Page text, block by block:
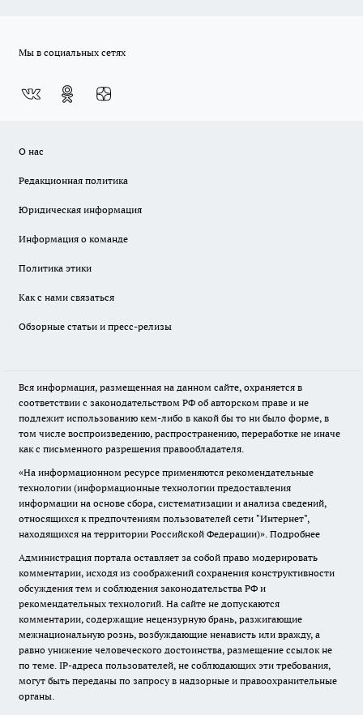
Мы в социальных сетях
О нас
Редакционная политика
Юридическая информация
Информация о команде
Политика этики
Как с нами связаться
Обзорные статьи и пресс-релизы
Вся информация, размещенная на данном сайте, охраняется в
соответствии с законодательством РФ об авторском праве и не
подлежит использованию кем-либо в какой бы то ни было форме, в
том числе воспроизведению, распространению, переработке не иначе
как с письменного разрешения правообладателя.
«На информационном ресурсе применяются рекомендательные
технологии (информационные технологии предоставления
информации на основе сбора, систематизации и анализа сведений,
относящихся к предпочтениям пользователей сети "Интернет",
находящихся на территории Российской Федерации)». Подробнее
Администрация портала оставляет за собой право модерировать
комментарии, исходя из соображений сохранения конструктивности
обсуждения тем и соблюдения законодательства РФ и
рекомендательных технологий. На сайте не допускаются
комментарии, содержащие нецензурную брань, разжигающие
межнациональную рознь, возбуждающие ненависть или вражду, а
равно унижение человеческого достоинства, размещение ссылок не
по теме. IP-адреса пользователей, не соблюдающих эти требования,
могут быть переданы по запросу в надзорные и правоохранительные
органы.